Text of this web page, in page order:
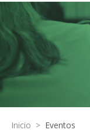
Inicio > Eventos